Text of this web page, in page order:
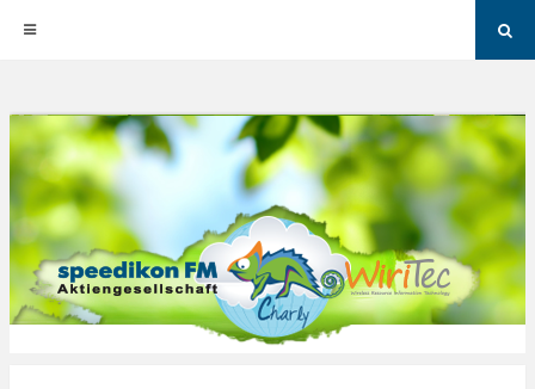
content